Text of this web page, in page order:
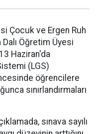
Çocuk ve Ergen Ruh
Dalı Öğretim Üyesi
Haziran'da
(LGS)
öğrencilere
sınırlandırmaları
sınava sayılı